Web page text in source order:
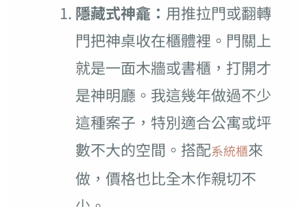
隱藏式神龕： 用推拉門或翻轉
門把神桌收在櫃體裡。門關上
就是一面木牆或書櫃，打開才
是神明廳。我這幾年做過不少
這種案子，特別適合公寓或坪
數不大的空間。搭配系統櫃來
做，價格也比全木作親切不